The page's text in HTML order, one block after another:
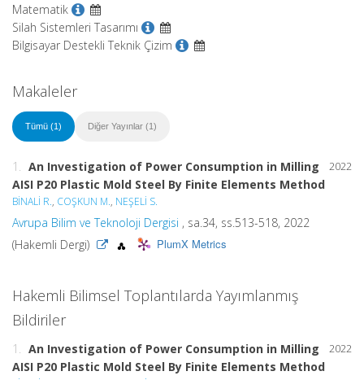
Matematik
Silah Sistemleri Tasarımı
Bilgisayar Destekli Teknik Çizim
Makaleler
Tümü (1) Diğer Yayınlar (1)
2022
1. An Investigation of Power Consumption in Milling
AISI P20 Plastic Mold Steel By Finite Elements Method
BİNALİ R., COŞKUN M., NEŞELİ S.
Avrupa Bilim ve Teknoloji Dergisi , sa.34, ss.513-518, 2022
(Hakemli Dergi)
PlumX Metrics
Hakemli Bilimsel Toplantılarda Yayımlanmış
Bildiriler
2022
1. An Investigation of Power Consumption in Milling
AISI P20 Plastic Mold Steel By Finite Elements Method